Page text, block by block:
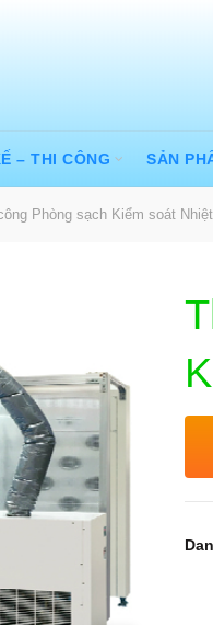
– THI CÔNG SẢN
Phòng sạch Kiểm soát